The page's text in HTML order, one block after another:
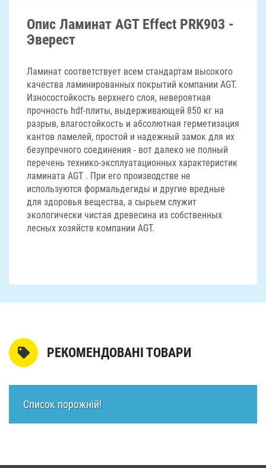
Опис Ламинат AGT Effect PRK903 -
Эверест
Ламинат соответствует всем стандартам высокого
качества ламинированных покрытий компании AGT.
Износостойкость верхнего слоя, невероятная
прочность hdf-плиты, выдерживающей 850 кг на
разрыв, влагостойкость и абсолютная герметизация
кантов ламелей, простой и надежный замок для их
безупречного соединения - вот далеко не полный
перечень технико-эксплуатационных характеристик
ламината AGT . При его производстве не
используются формальдегиды и другие вредные
для здоровья вещества, а сырьем служит
экологически чистая древесина из собственных
лесных хозяйств компании AGT.
РЕКОМЕНДОВАНІ ТОВАРИ
Список порожній!